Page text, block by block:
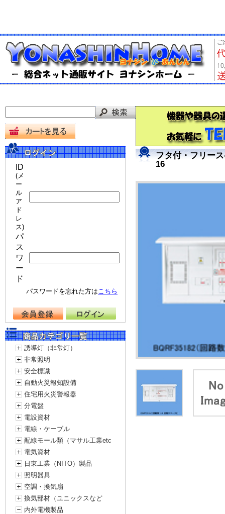
ID
(メ
ー
ル
ア
ド
レ
ス)
パ
ス
ワ
ー
ド
パスワードを忘れた方はこちら
誘導灯（非常灯）
非常照明
安全標識
自動火災報知設備
住宅用火災警報器
分電盤
電設資材
電線・ケーブル
配線モール類（マサル工業etc
電気資材
日東工業（NITO）製品
照明器具
空調・換気扇
換気部材（ユニックスなど
内外電機製品
フタ付・フリー
16